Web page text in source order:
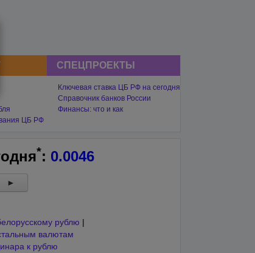
ЦБ РФ
СПЕЦПРОЕКТЫ
Ключевая ставка ЦБ РФ на сегодня
Справочник банков России
Финансы: что и как
*: 0.0046
►
рублю |
валютам
к рублю